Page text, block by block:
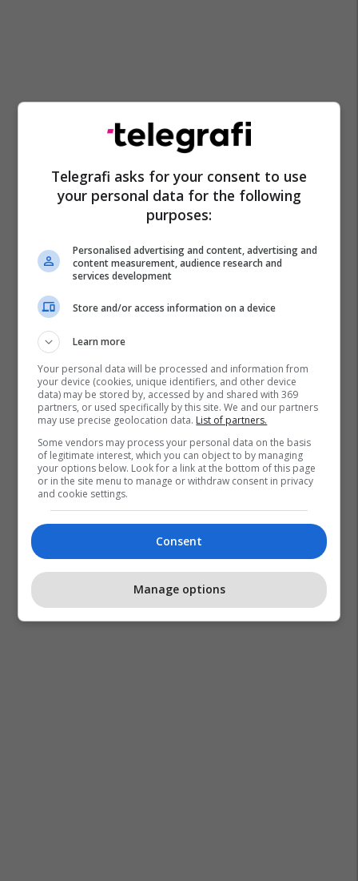
Telegrafi asks for your consent to use
your personal data for the following
purposes:
Personalised advertising and content, advertising and
content measurement, audience research and
services development
Store and/or access information on a device
Learn more
Your personal data will be processed and information from
your device (cookies, unique identifiers, and other device
data) may be stored by, accessed by and shared with 369
partners, or used specifically by this site. We and our partners
may use precise geolocation data. List of partners.
Some vendors may process your personal data on the basis
of legitimate interest, which you can object to by managing
your options below. Look for a link at the bottom of this page
or in the site menu to manage or withdraw consent in privacy
and cookie settings.
Consent
Manage options